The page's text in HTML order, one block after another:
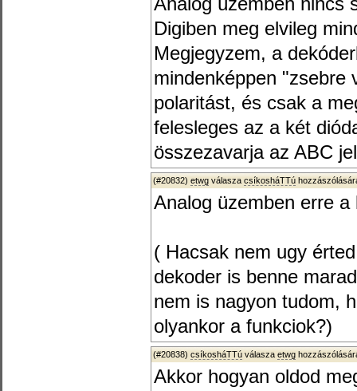
Digiben meg elvileg
Megjegyzem, a
mindenképpen "zsebre
polaritást, és csak a
felesleges az a két
összezavarja az ABC
(#20832) etwg válasza csíkosháTTú
Analog üzemben erre
( Hacsak nem ugy
dekoder is benne
nem is nagyon tudom,
olyankor a funkciok?)
(#20838) csíkosháTTú válasza etwg
Akkor hogyan oldod